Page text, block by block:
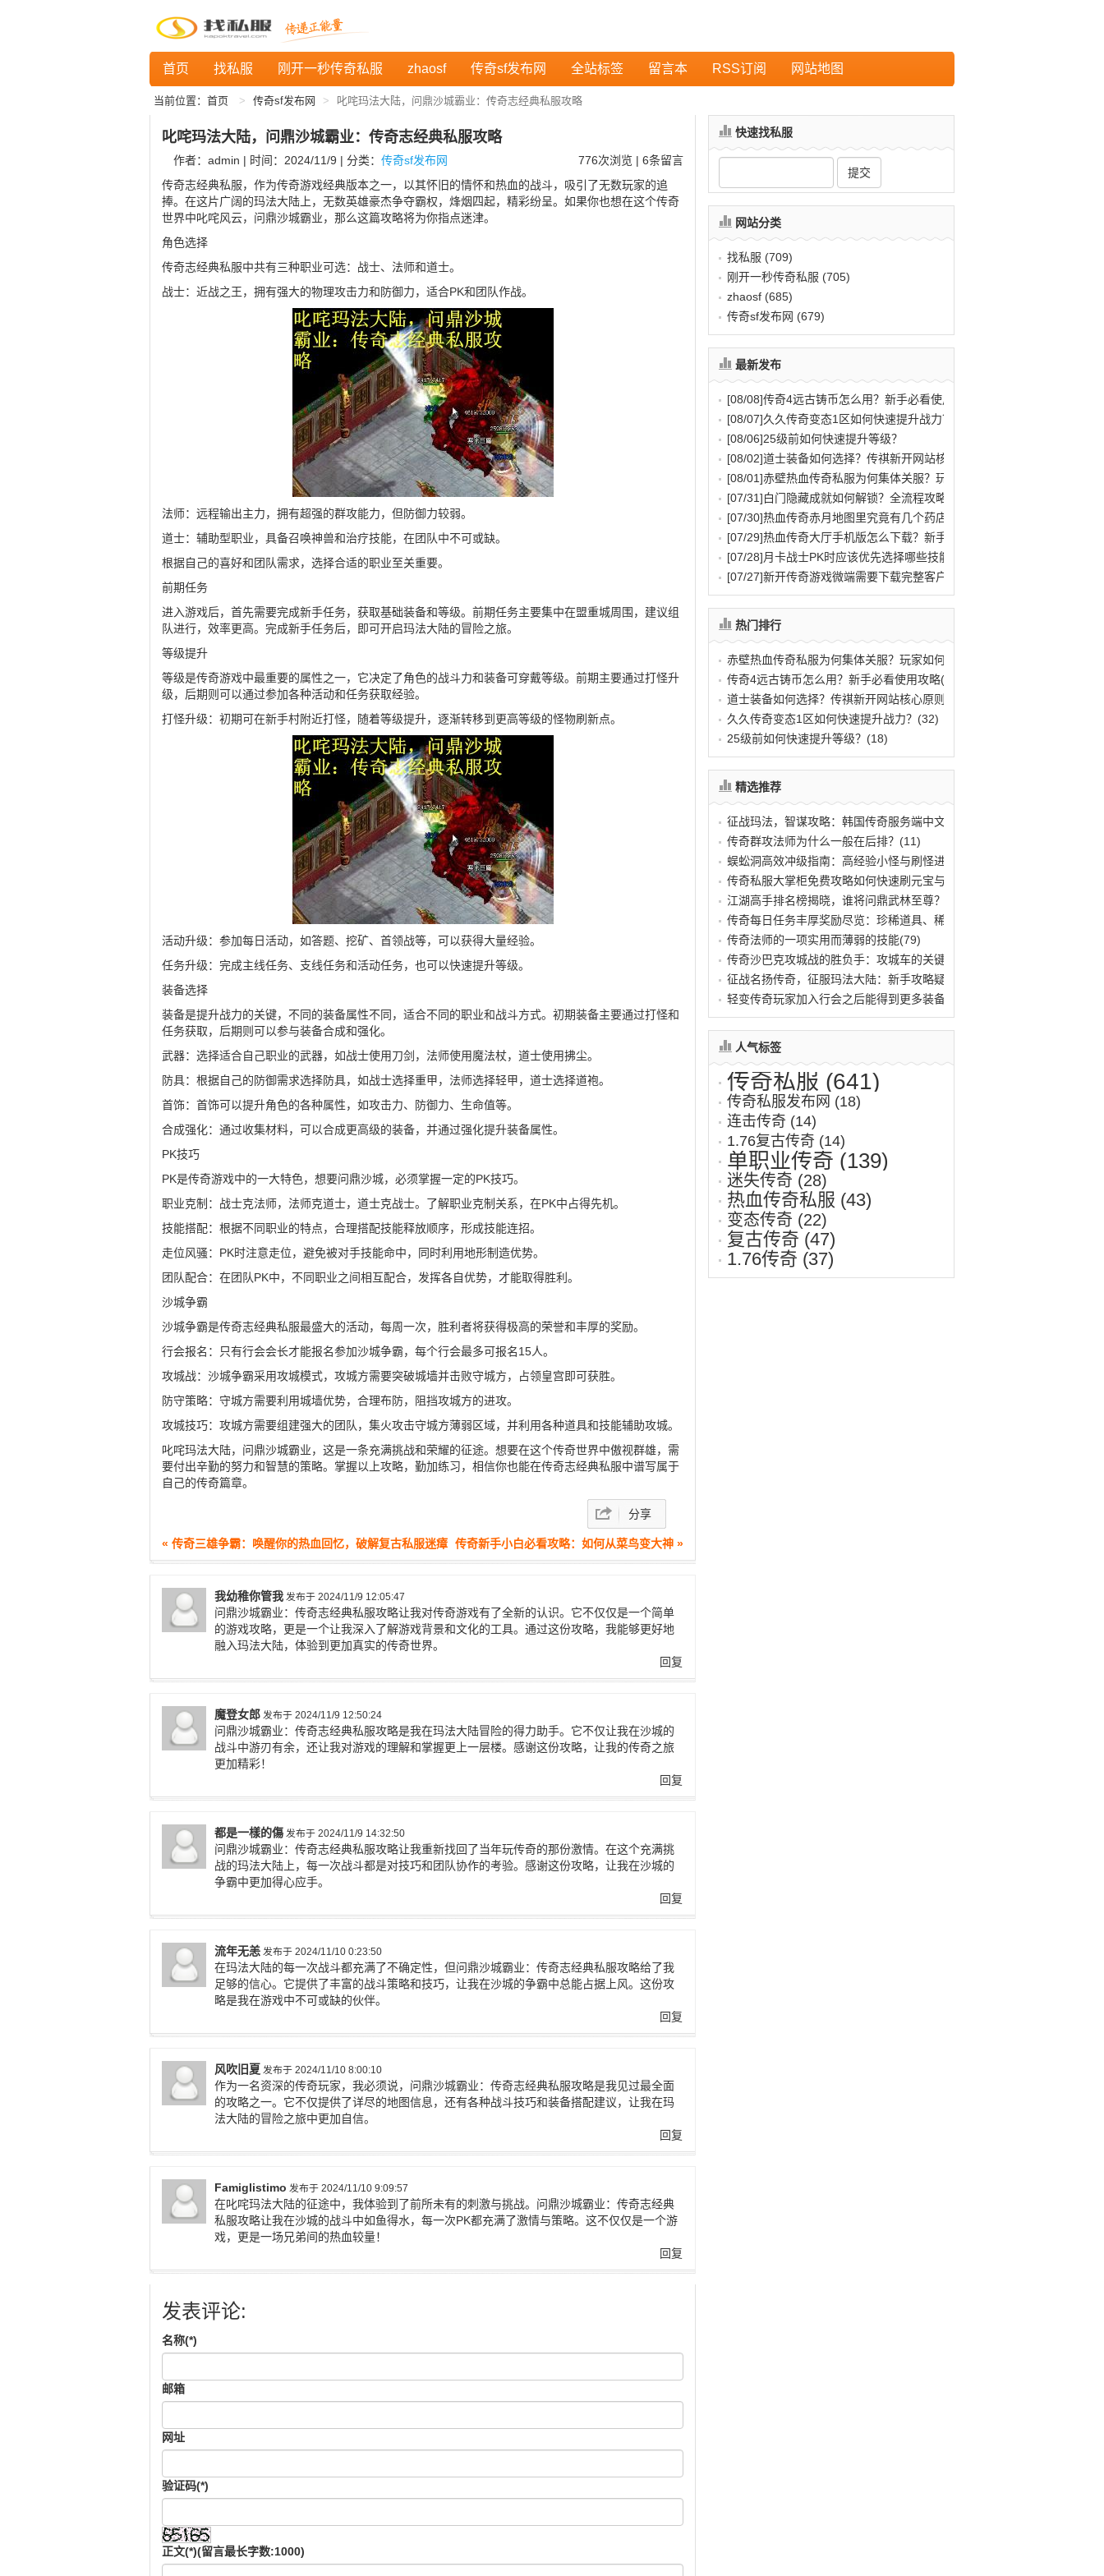
首页 找私服 刚开一秒传奇私服 zhaosf 传奇sf发布网 全站标签 留言本 RSS订阅 网站地图
当前位置： 首页 传奇sf发布网 叱咤玛法大陆，问鼎沙城霸业：传奇志经典私服攻略
叱咤玛法大陆，问鼎沙城霸业：传奇志经典私服攻略
作者：admin | 时间：2024/11/9 | 分类： 传奇sf发布网 776次浏览 | 6条留言
传奇志经典私服，作为传奇游戏经典版本之一，以其怀旧的情怀和热血的战斗，吸引了无数玩家的追
捧。在这片广阔的玛法大陆上，无数英雄豪杰争夺霸权，烽烟四起，精彩纷呈。如果你也想在这个传奇
世界中叱咤风云，问鼎沙城霸业，那么这篇攻略将为你指点迷津。
角色选择
传奇志经典私服中共有三种职业可选：战士、法师和道士。
战士：近战之王，拥有强大的物理攻击力和防御力，适合PK和团队作战。
法师：远程输出主力，拥有超强的群攻能力，但防御力较弱。
道士：辅助型职业，具备召唤神兽和治疗技能，在团队中不可或缺。
根据自己的喜好和团队需求，选择合适的职业至关重要。
前期任务
进入游戏后，首先需要完成新手任务，获取基础装备和等级。前期任务主要集中在盟重城周围，建议组
队进行，效率更高。完成新手任务后，即可开启玛法大陆的冒险之旅。
等级提升
等级是传奇游戏中最重要的属性之一，它决定了角色的战斗力和装备可穿戴等级。前期主要通过打怪升
级，后期则可以通过参加各种活动和任务获取经验。
打怪升级：初期可在新手村附近打怪，随着等级提升，逐渐转移到更高等级的怪物刷新点。
活动升级：参加每日活动，如答题、挖矿、首领战等，可以获得大量经验。
任务升级：完成主线任务、支线任务和活动任务，也可以快速提升等级。
装备选择
装备是提升战力的关键，不同的装备属性不同，适合不同的职业和战斗方式。初期装备主要通过打怪和
任务获取，后期则可以参与装备合成和强化。
武器：选择适合自己职业的武器，如战士使用刀剑，法师使用魔法杖，道士使用拂尘。
防具：根据自己的防御需求选择防具，如战士选择重甲，法师选择轻甲，道士选择道袍。
首饰：首饰可以提升角色的各种属性，如攻击力、防御力、生命值等。
合成强化：通过收集材料，可以合成更高级的装备，并通过强化提升装备属性。
PK技巧
PK是传奇游戏中的一大特色，想要问鼎沙城，必须掌握一定的PK技巧。
职业克制：战士克法师，法师克道士，道士克战士。了解职业克制关系，在PK中占得先机。
技能搭配：根据不同职业的特点，合理搭配技能释放顺序，形成技能连招。
走位风骚：PK时注意走位，避免被对手技能命中，同时利用地形制造优势。
团队配合：在团队PK中，不同职业之间相互配合，发挥各自优势，才能取得胜利。
沙城争霸
沙城争霸是传奇志经典私服最盛大的活动，每周一次，胜利者将获得极高的荣誉和丰厚的奖励。
行会报名：只有行会会长才能报名参加沙城争霸，每个行会最多可报名15人。
攻城战：沙城争霸采用攻城模式，攻城方需要突破城墙并击败守城方，占领皇宫即可获胜。
防守策略：守城方需要利用城墙优势，合理布防，阻挡攻城方的进攻。
攻城技巧：攻城方需要组建强大的团队，集火攻击守城方薄弱区域，并利用各种道具和技能辅助攻城。
叱咤玛法大陆，问鼎沙城霸业，这是一条充满挑战和荣耀的征途。想要在这个传奇世界中傲视群雄，需
要付出辛勤的努力和智慧的策略。掌握以上攻略，勤加练习，相信你也能在传奇志经典私服中谱写属于
自己的传奇篇章。
分享
« 传奇三雄争霸：唤醒你的热血回忆，破解复古私服迷瘴 传奇新手小白必看攻略：如何从菜鸟变大神 »
我幼稚你管我 发布于 2024/11/9 12:05:47
问鼎沙城霸业：传奇志经典私服攻略让我对传奇游戏有了全新的认识。它不仅仅是一个简单
的游戏攻略，更是一个让我深入了解游戏背景和文化的工具。通过这份攻略，我能够更好地
融入玛法大陆，体验到更加真实的传奇世界。
回复
魔登女郎 发布于 2024/11/9 12:50:24
问鼎沙城霸业：传奇志经典私服攻略是我在玛法大陆冒险的得力助手。它不仅让我在沙城的
战斗中游刃有余，还让我对游戏的理解和掌握更上一层楼。感谢这份攻略，让我的传奇之旅
更加精彩！
回复
都是一樣的傷 发布于 2024/11/9 14:32:50
问鼎沙城霸业：传奇志经典私服攻略让我重新找回了当年玩传奇的那份激情。在这个充满挑
战的玛法大陆上，每一次战斗都是对技巧和团队协作的考验。感谢这份攻略，让我在沙城的
争霸中更加得心应手。
回复
流年无恙 发布于 2024/11/10 0:23:50
在玛法大陆的每一次战斗都充满了不确定性，但问鼎沙城霸业：传奇志经典私服攻略给了我
足够的信心。它提供了丰富的战斗策略和技巧，让我在沙城的争霸中总能占据上风。这份攻
略是我在游戏中不可或缺的伙伴。
回复
风吹旧夏 发布于 2024/11/10 8:00:10
作为一名资深的传奇玩家，我必须说，问鼎沙城霸业：传奇志经典私服攻略是我见过最全面
的攻略之一。它不仅提供了详尽的地图信息，还有各种战斗技巧和装备搭配建议，让我在玛
法大陆的冒险之旅中更加自信。
回复
Famiglistimo 发布于 2024/11/10 9:09:57
在叱咤玛法大陆的征途中，我体验到了前所未有的刺激与挑战。问鼎沙城霸业：传奇志经典
私服攻略让我在沙城的战斗中如鱼得水，每一次PK都充满了激情与策略。这不仅仅是一个游
戏，更是一场兄弟间的热血较量！
回复
发表评论:
名称(*)
邮箱
网址
验证码(*)
正文(*)(留言最长字数:1000)
快速找私服
网站分类
找私服 (709)
刚开一秒传奇私服 (705)
zhaosf (685)
传奇sf发布网 (679)
最新发布
[08/08]传奇4远古铸币怎么用？新手必看使用攻略
[08/07]久久传奇变态1区如何快速提升战力？
[08/06]25级前如何快速提升等级？
[08/02]道士装备如何选择？传祺新开网站核心原则解析
[08/01]赤壁热血传奇私服为何集体关服？玩家如何应对？
[07/31]白门隐藏成就如何解锁？全流程攻略与秘密结局揭秘
[07/30]热血传奇赤月地图里究竟有几个药店位置？
[07/29]热血传奇大厅手机版怎么下载？新手快速入门攻略全解析？
[07/28]月卡战士PK时应该优先选择哪些技能？
[07/27]新开传奇游戏微端需要下载完整客户端才能玩吗？
热门排行
赤壁热血传奇私服为何集体关服？玩家如何应(77)
传奇4远古铸币怎么用？新手必看使用攻略(70)
道士装备如何选择？传祺新开网站核心原则解(40)
久久传奇变态1区如何快速提升战力？(32)
25级前如何快速提升等级？(18)
精选推荐
征战玛法，智谋攻略：韩国传奇服务端中文版(470)
传奇群攻法师为什么一般在后排？(11)
蜈蚣洞高效冲级指南：高经验小怪与刷怪进阶(669)
传奇私服大掌柜免费攻略如何快速刷元宝与提(959)
江湖高手排名榜揭晓，谁将问鼎武林至尊？(483)
传奇每日任务丰厚奖励尽览：珍稀道具、稀有(18)
传奇法师的一项实用而薄弱的技能(79)
传奇沙巴克攻城战的胜负手：攻城车的关键作(620)
征战名扬传奇，征服玛法大陆：新手攻略疑难(518)
轻变传奇玩家加入行会之后能得到更多装备(18)
人气标签
传奇私服 (641)
传奇私服发布网 (18)
连击传奇 (14)
1.76复古传奇 (14)
单职业传奇 (139)
迷失传奇 (28)
热血传奇私服 (43)
变态传奇 (22)
复古传奇 (47)
1.76传奇 (37)